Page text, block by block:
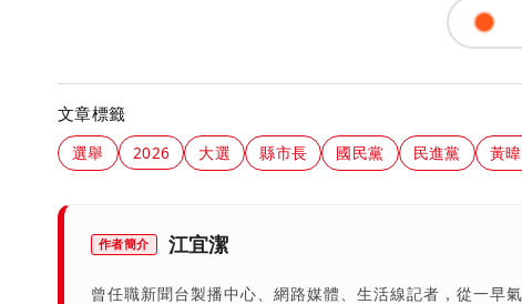
文章標籤
選舉 2026 大選 縣市長 國民黨 民進黨 黃
作者簡介 江宜潔
曾任職新聞台製播中心、網路媒體、生活線記者，從一早